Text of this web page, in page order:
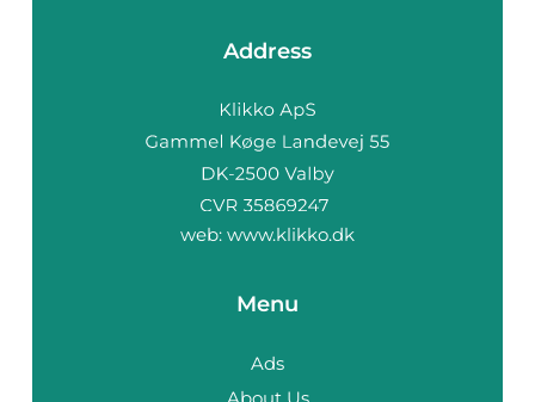
Address
web: www.klikko.dk
Menu
Ads